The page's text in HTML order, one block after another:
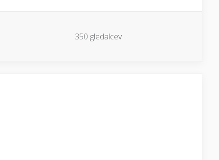
350 gledalcev